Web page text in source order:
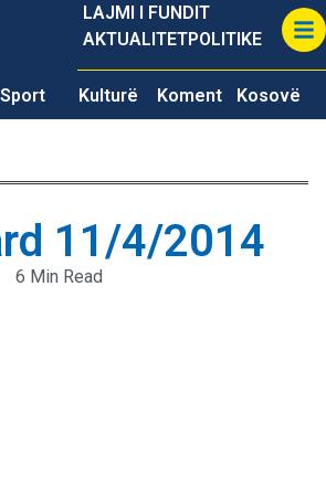
LAJMI I FUNDIT
AKTUALITETPOLITIKE
Sport Kulturë Koment Kosovë
11/4/2014
6 Min Read